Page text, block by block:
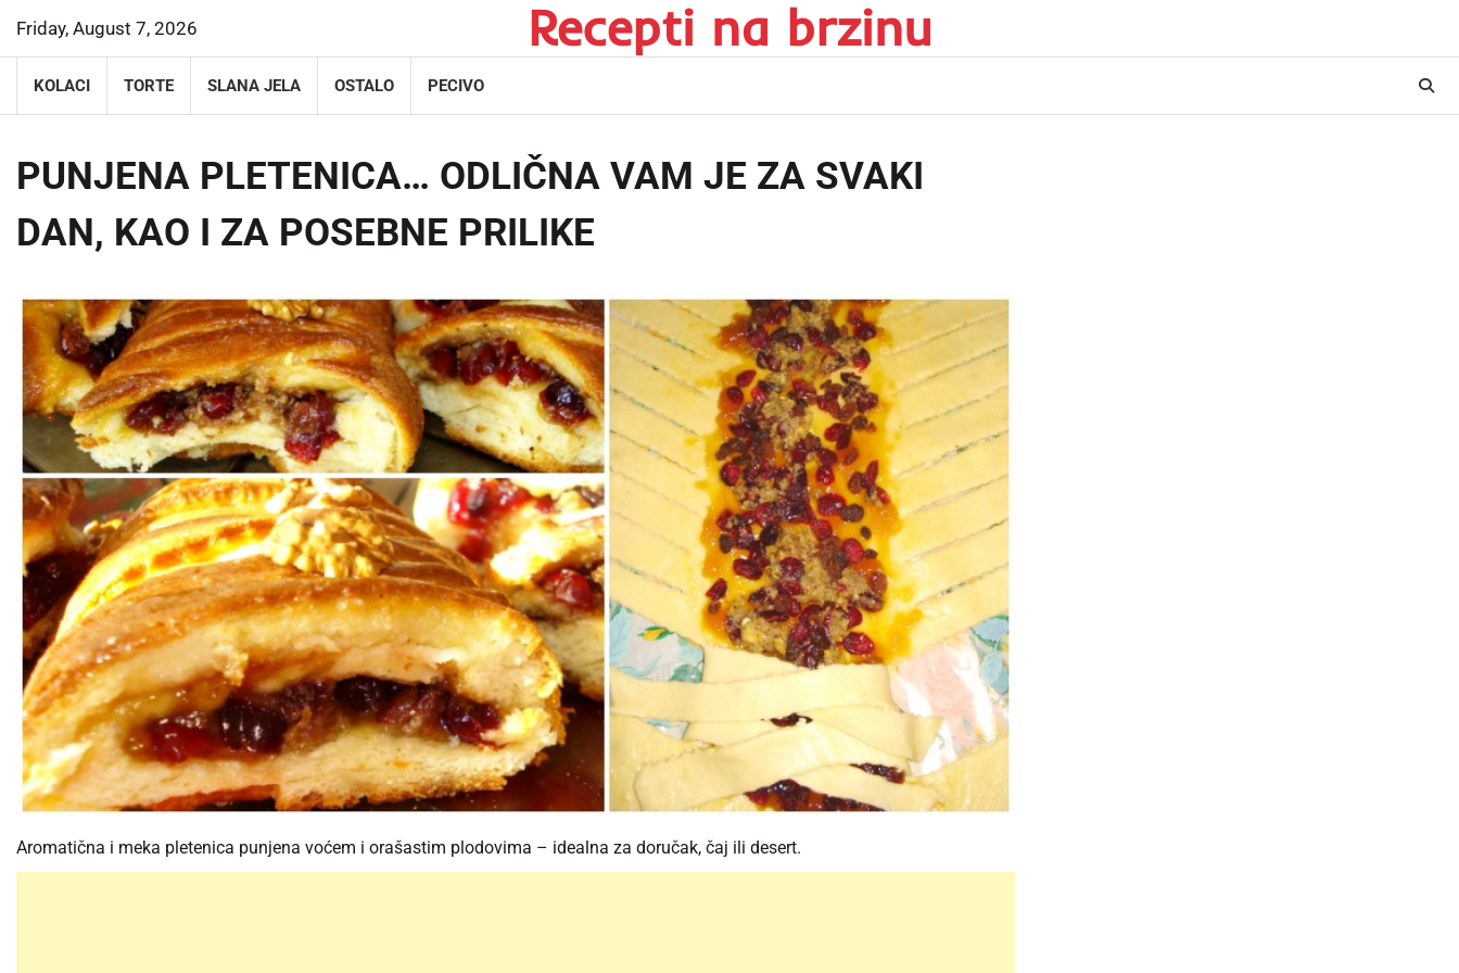
content
Friday, August 7, 2026 Recepti na brzinu
KOLACI TORTE SLANA JELA OSTALO PECIVO
PUNJENA PLETENICA… ODLIČNA VAM JE ZA SVAKI
DAN, KAO I ZA POSEBNE PRILIKE
Aromatična i meka pletenica punjena voćem i orašastim plodovima – idealna za doručak, čaj ili desert.